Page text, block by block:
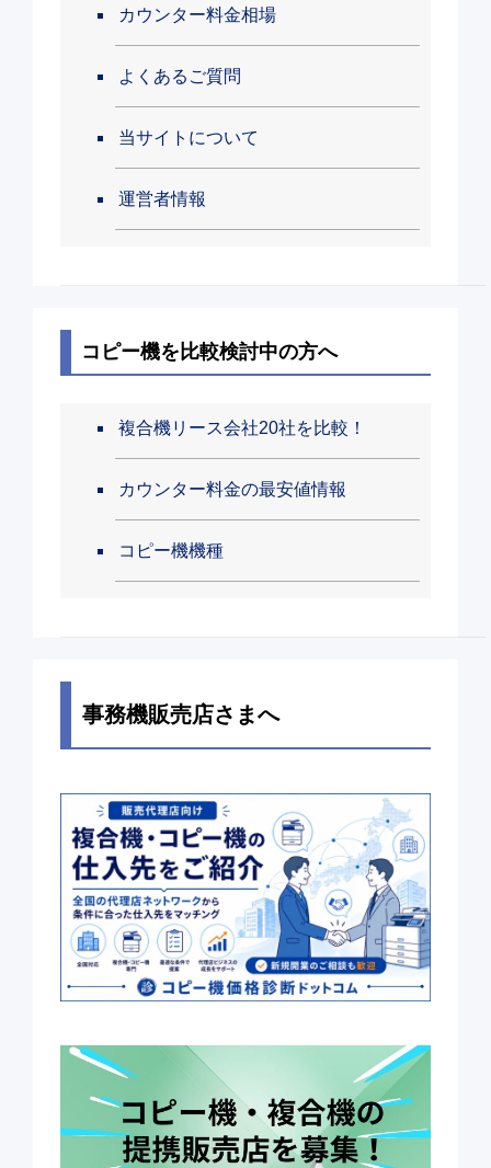
カウンター料金相場
よくあるご質問
当サイトについて
運営者情報
コピー機を比較検討中の方へ
複合機リース会社20社を比較！
カウンター料金の最安値情報
コピー機機種
事務機販売店さまへ